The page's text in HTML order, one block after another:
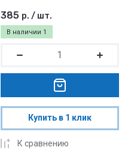
В наличии 1
385 р. / шт.
Купить в 1 клик
К сравнению